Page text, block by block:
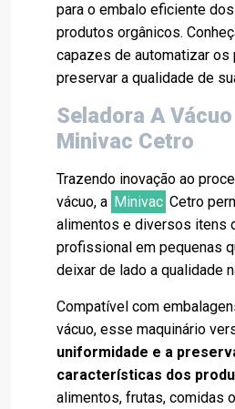
para o embalo eficiente
produtos orgânicos.
capazes de automatizar
preservar a qualidade de
Seladora A
Minivac Cetro
Trazendo inovação ao
vácuo, a Minivac Cetro
alimentos e diversos itens
profissional em pequenas
deixar de lado a qualidade
Compatível com
vácuo, esse maquinário
uniformidade e a
características dos
alimentos, frutas, comidas